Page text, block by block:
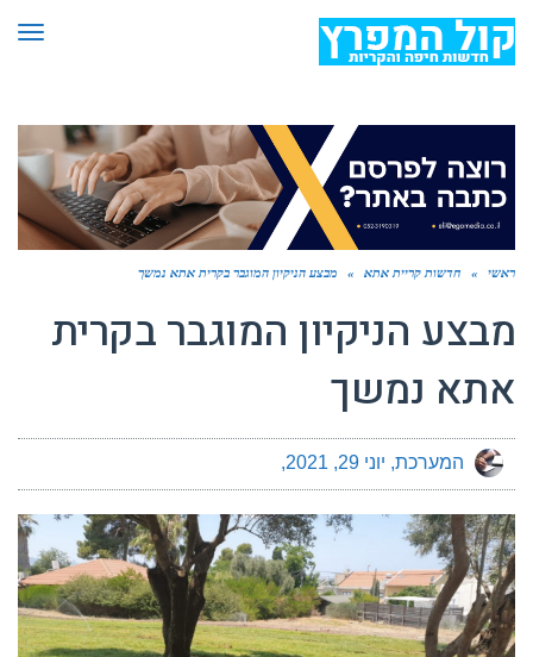
ראשי » חדשות קריית אתא » מבצע הניקיון המוגבר בקרית אתא נמשך
מבצע הניקיון המוגבר בקרית
אתא נמשך
המערכת יוני 29, 2021